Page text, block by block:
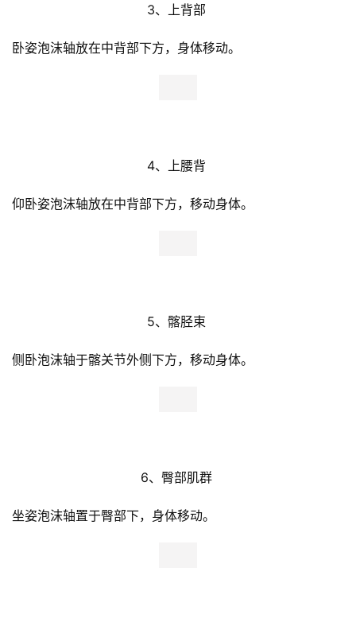
观
练
选
3、上背部
卧姿泡沫轴放在中背部下方，身体移动。
4、上腰背
仰卧姿泡沫轴放在中背部下方，移动身体。
5、髂胫束
侧卧泡沫轴于髂关节外侧下方，移动身体。
6、臀部肌群
坐姿泡沫轴置于臀部下，身体移动。